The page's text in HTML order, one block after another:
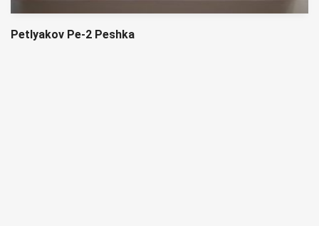
Petlyakov Pe-2 Peshka